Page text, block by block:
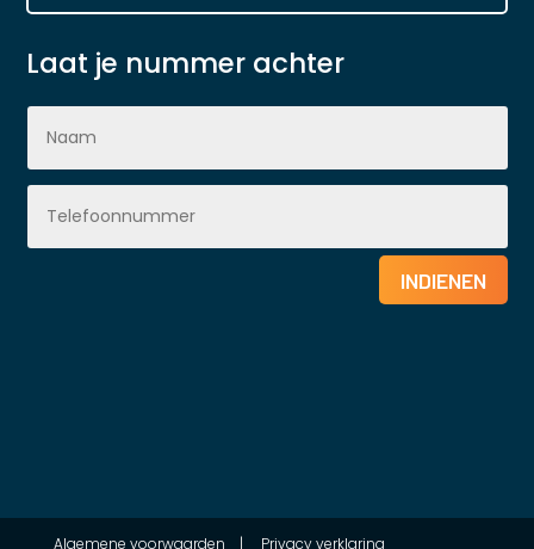
Laat je nummer achter
INDIENEN
Algemene voorwaarden | Privacy verklaring